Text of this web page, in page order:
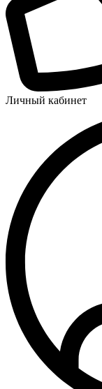
Личный кабинет